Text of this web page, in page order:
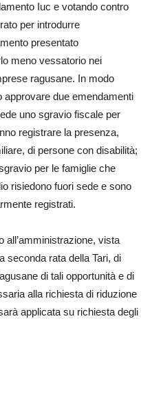
Iuc e votando contro
per introdurre
presentato
meno vessatorio nei
ragusane. In modo
approvare due emendamenti
uno sgravio fiscale per
registrare la presenza,
di persone con disabilità;
per le famiglie che
risiedono fuori sede e sono
registrati.
all’amministrazione, vista
seconda rata della Tari, di
di tali opportunità e di
alla richiesta di riduzione
applicata su richiesta degli